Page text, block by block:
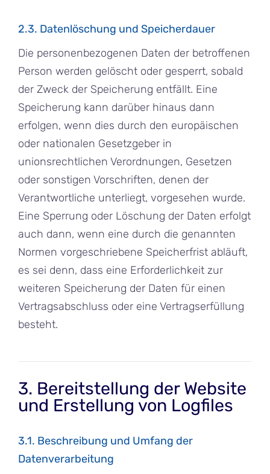
2.3. Datenlöschung und Speicherdauer
Die personenbezogenen Daten der betroffenen
Person werden gelöscht oder gesperrt, sobald
der Zweck der Speicherung entfällt. Eine
Speicherung kann darüber hinaus dann
erfolgen, wenn dies durch den europäischen
oder nationalen Gesetzgeber in
unionsrechtlichen Verordnungen, Gesetzen
oder sonstigen Vorschriften, denen der
Verantwortliche unterliegt, vorgesehen wurde.
Eine Sperrung oder Löschung der Daten erfolgt
auch dann, wenn eine durch die genannten
Normen vorgeschriebene Speicherfrist abläuft,
es sei denn, dass eine Erforderlichkeit zur
weiteren Speicherung der Daten für einen
Vertragsabschluss oder eine Vertragserfüllung
besteht.
3. Bereitstellung der Website
und Erstellung von Logfiles
3.1. Beschreibung und Umfang der
Datenverarbeitung